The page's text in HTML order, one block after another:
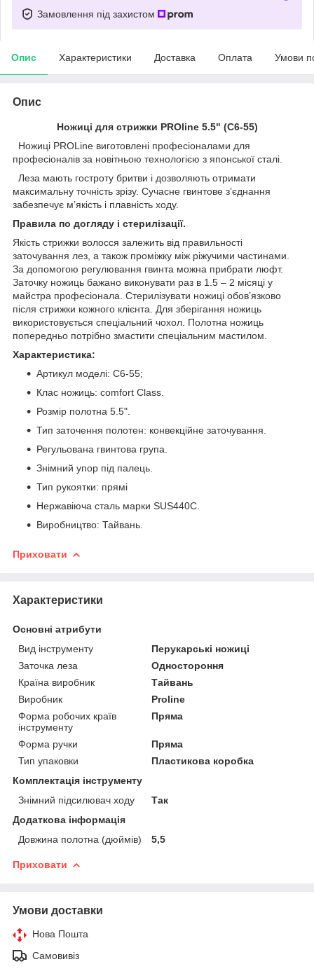
Замовлення під захистом
Опис Характеристики Доставка Оплата Умови
Опис
Ножиці для стрижки PROline 5.5" (C6-55)
Ножиці PRОLine виготовлені професіоналами для
професіоналів за новітньою технологією з японської сталі.
Леза мають гостроту бритви і дозволяють отримати
максимальну точність зрізу. Сучасне гвинтове з’єднання
забезпечує м’якість і плавність ходу.
Правила по догляду і стерилізації.
Якість стрижки волосся залежить від правильності
заточування лез, а також проміжку між ріжучими частинами.
За допомогою регулювання гвинта можна прибрати люфт.
Заточку ножиць бажано виконувати раз в 1.5 – 2 місяці у
майстра професіонала. Стерилізувати ножиці обов’язково
після стрижки кожного клієнта. Для зберігання ножиць
використовується спеціальний чохол. Полотна ножиць
попередньо потрібно змастити спеціальним мастилом.
Характеристика:
Артикул моделі: C6-55;
Клас ножиць: сomfort Class.
Розмір полотна 5.5".
Тип заточення полотен: конвекційне заточування.
Регульована гвинтова група.
Знімний упор під палець.
Тип рукоятки: прямі
Нержавіюча сталь марки SUS440C.
Виробництво: Тайвань.
Приховати
Характеристики
Основні атрибути
Вид інструменту
Перукарські ножиці
Заточка леза
Одностороння
Країна виробник
Тайвань
Виробник
Proline
Форма робочих країв
інструменту
Пряма
Форма ручки
Пряма
Тип упаковки
Пластикова коробка
Комплектація інструменту
Знімний підсилювач ходу
Так
Додаткова інформація
Довжина полотна (дюймів)
5,5
Приховати
Умови доставки
Нова Пошта
Самовивіз